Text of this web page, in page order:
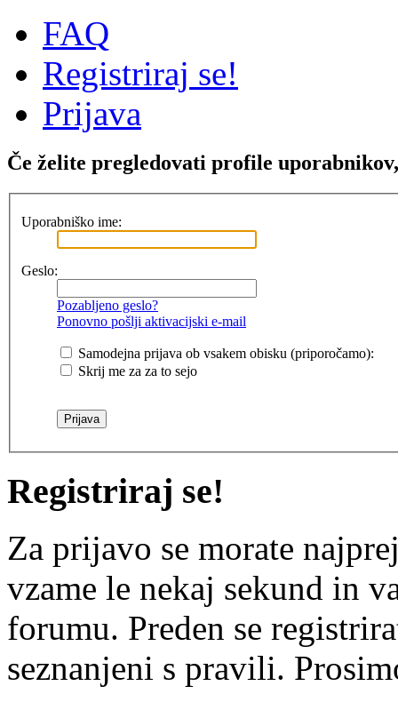
FAQ
Registriraj se!
Prijava
Če želite pregledovati profile
Uporabniško ime:
Geslo:
Pozabljeno geslo?
Ponovno pošlji aktivacijski e-mail
Samodejna prijava ob vsakem obisku (priporočamo):
Skrij me za za to sejo
Registriraj se!
Za prijavo se morate
vzame le nekaj sekund in
forumu. Preden se
seznanjeni s pravili.